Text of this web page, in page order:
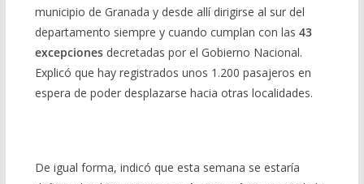
municipio de Granada y desde allí dirigirse al sur del
departamento siempre y cuando cumplan con las 43
excepcionesdecretadas por el Gobierno Nacional.
Explicó que hay registrados unos 1.200 pasajeros en
espera de poder desplazarse hacia otras localidades.
De igual forma, indicó que esta semana se estaría